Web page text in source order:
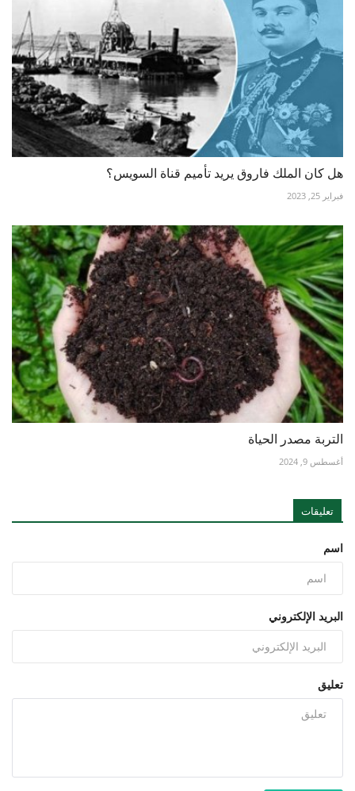
هل كان الملك فاروق يريد تأميم قناة السويس؟
فبراير 25, 2023
التربة مصدر الحياة
أغسطس 9, 2024
تعليقات
اسم
البريد الإلكتروني
تعليق